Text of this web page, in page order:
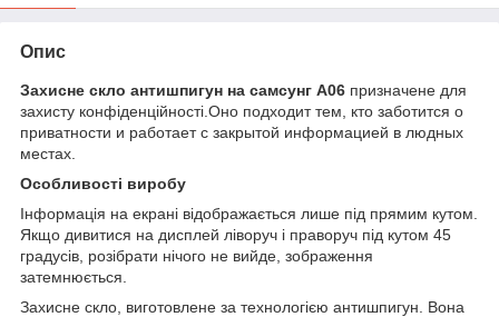
Опис
Захисне скло антишпигун на самсунг А06 призначене для
захисту конфіденційності.Оно подходит тем, кто заботится о
приватности и работает с закрытой информацией в людных
местах.
Особливості виробу
Інформація на екрані відображається лише під прямим кутом.
Якщо дивитися на дисплей ліворуч і праворуч під кутом 45
градусів, розібрати нічого не вийде, зображення
затемнюється.
Захисне скло, виготовлене за технологією антишпигун. Вона